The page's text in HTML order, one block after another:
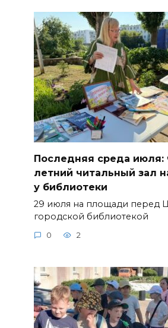
Последняя среда июля:
летний читальный зал
у библиотеки
29 июля на площади перед
городской библиотекой
0 2